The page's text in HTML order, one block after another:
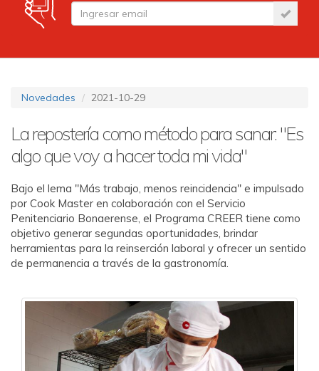
Novedades 2021-10-29
La repostería como método para sanar: "Es
algo que voy a hacer toda mi vida"
Bajo el lema "Más trabajo, menos reincidencia" e impulsado
por Cook Master en colaboración con el Servicio
Penitenciario Bonaerense, el Programa CREER tiene como
objetivo generar segundas oportunidades, brindar
herramientas para la reinserción laboral y ofrecer un sentido
de permanencia a través de la gastronomía.